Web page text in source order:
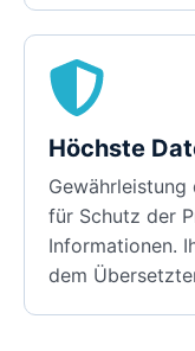
Höchste
für Schutz der
Informationen.
dem